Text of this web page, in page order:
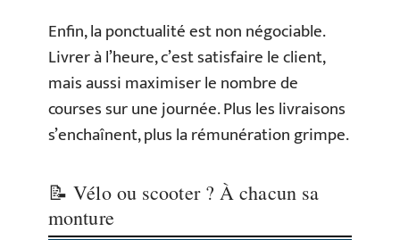
Enfin, la ponctualité est non négociable.
Livrer à l’heure, c’est satisfaire le client,
mais aussi maximiser le nombre de
courses sur une journée. Plus les livraisons
s’enchaînent, plus la rémunération grimpe.
📝 Vélo ou scooter ? À chacun sa
monture